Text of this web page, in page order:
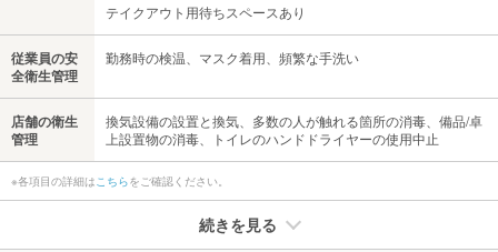
テイクアウト用待ちスペースあり
従業員の安
全衛生管理
勤務時の検温、マスク着用、頻繁な手洗い
店舗の衛生
管理
換気設備の設置と換気、多数の人が触れる箇所の消毒、備品/卓
上設置物の消毒、トイレのハンドドライヤーの使用中止
※各項目の詳細は こちらをご確認ください。
続きを見る